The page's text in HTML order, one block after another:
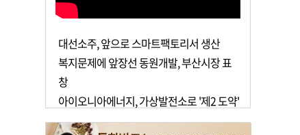
대선소주, 앞으로 스마트팩토리서 생산
복지문제에 앞장선 동원개발, 부산시장 표
창
아이오니아에너지, 가상발전소로 '제2 도약'